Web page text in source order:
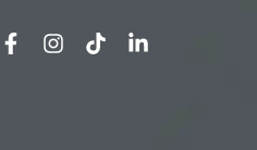
Salud
Empresariales